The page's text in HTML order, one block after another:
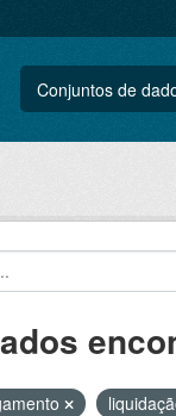
Conjuntos de